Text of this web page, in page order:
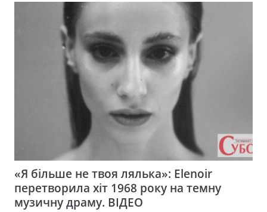
«Я більше не твоя лялька»: Elenoir
перетворила хіт 1968 року на темну
музичну драму. ВІДЕО